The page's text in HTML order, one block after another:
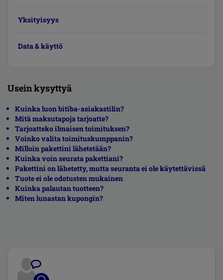
Yksityisyys
Data & käyttö
Usein kysyttyä
Kuinka luon bitiba-asiakastilin?
Mitä maksutapoja tarjoatte?
Tarjoatteko ilmaisen toimituksen?
Voinko valita toimituskumppanin?
Milloin pakettini lähetetään?
Kuinka voin seurata pakettiani?
Pakettini on lähetetty, mutta seuranta ei ole käytettävissä
Tuote ei ole odotusten mukainen
Kuinka palautan tuotteen?
Miten lunastan kupongin?